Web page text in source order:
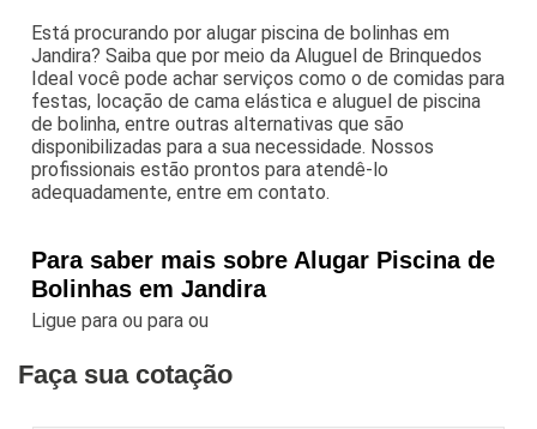
Está procurando por alugar piscina de bolinhas em
Jandira? Saiba que por meio da Aluguel de Brinquedos
Ideal você pode achar serviços como o de comidas para
festas, locação de cama elástica e aluguel de piscina
de bolinha, entre outras alternativas que são
disponibilizadas para a sua necessidade. Nossos
profissionais estão prontos para atendê-lo
adequadamente, entre em contato.
Para saber mais sobre Alugar Piscina de
Bolinhas em Jandira
Ligue paraou paraou
Faça sua cotação